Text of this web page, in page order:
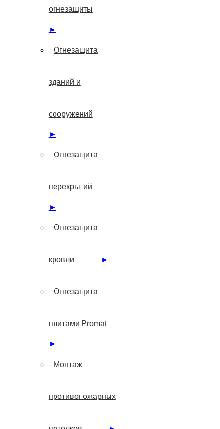
огнезащиты
►
Огнезащита
зданий и
сооружений
►
Огнезащита
перекрытий
►
Огнезащита
кровли ►
Огнезащита
плитами Promat
►
Монтаж
противопожарных